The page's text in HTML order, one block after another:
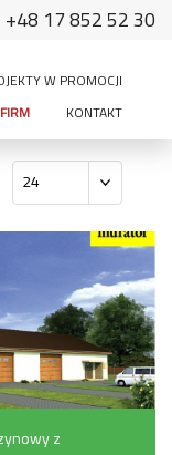
+48 17 852 52 30
W PROMOCJI
KONTAKT
24
z